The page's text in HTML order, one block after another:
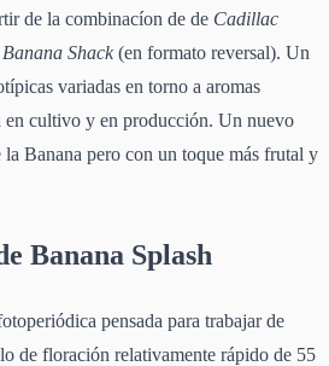
de la combinacíon de de Cadillac
Banana Shack(en formato reversal). Un
variadas en torno a aromas
en cultivo y en producción. Un nuevo
Banana pero con un toque más frutal y
Banana Splash
pensada para trabajar de
de floración relativamente rápido de 55